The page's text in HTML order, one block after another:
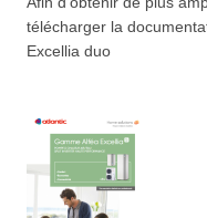
télécharger la
Excellia duo